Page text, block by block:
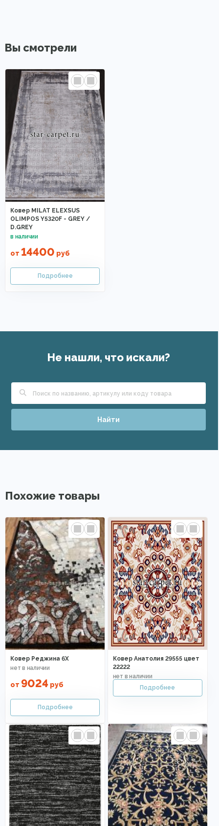
Вы смотрели
Ковер MILAT ELEXSUS
OLIMPOS Y5320F - GREY /
D.GREY
от 14400 руб
Не нашли, что искали?
Найти
Похожие товары
Ковер Реджина 6Х
от 9024 руб
Ковер Анатолия 29555 цвет
22222